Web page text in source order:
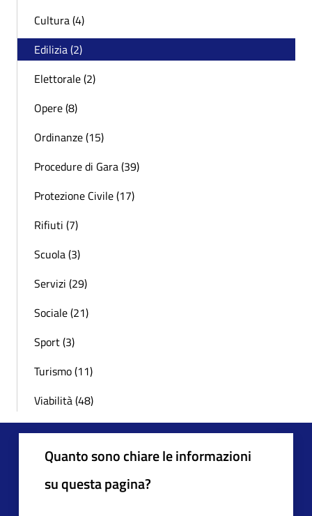
Cultura (4)
Edilizia (2)
Elettorale (2)
Opere (8)
Ordinanze (15)
Procedure di Gara (39)
Protezione Civile (17)
Rifiuti (7)
Scuola (3)
Servizi (29)
Sociale (21)
Sport (3)
Turismo (11)
Viabilità (48)
Quanto sono chiare le informazioni
su questa pagina?